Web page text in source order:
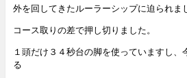
外を回してきたルーラーシップに迫られま
コース取りの差で押し切りました。
１頭だけ３４秒台の脚を使っていますし
る